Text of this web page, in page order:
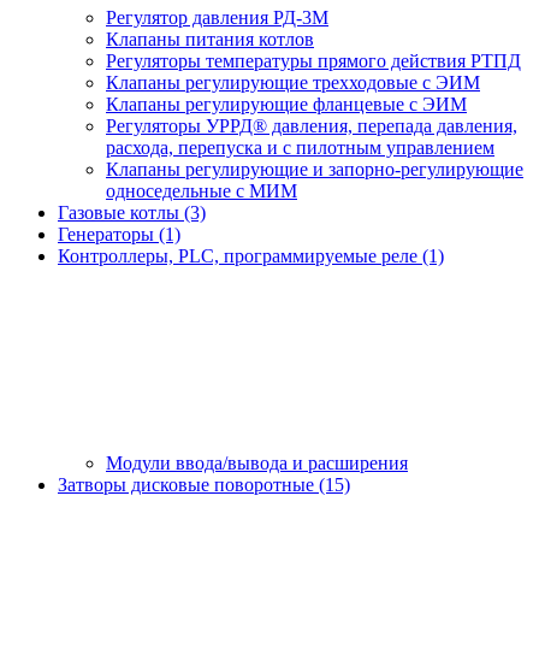
Регулятор давления РД-3М
Клапаны питания котлов
Регуляторы температуры прямого действия РТПД
Клапаны регулирующие трехходовые с ЭИМ
Клапаны регулирующие фланцевые с ЭИМ
Регуляторы УРРД® давления, перепада давления,
расхода, перепуска и с пилотным управлением
Клапаны регулирующие и запорно-регулирующие
односедельные с МИМ
Газовые котлы (3)
Генераторы (1)
Контроллеры, PLС, программируемые реле (1)
Модули ввода/вывода и расширения
Затворы дисковые поворотные (15)